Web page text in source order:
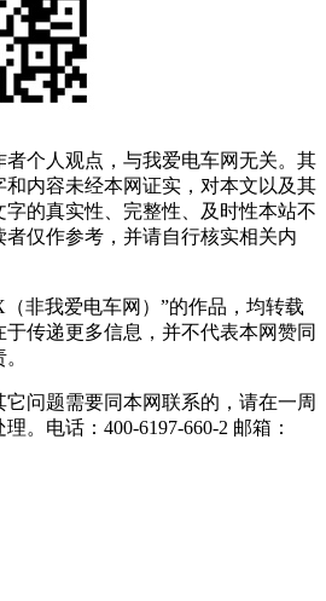
者个人观点，与我爱电车网无关。其
和内容未经本网证实，对本文以及其
的真实性、完整性、及时性本站不
仅作参考，并请自行核实相关内
非我爱电车网）”的作品，均转载
传递更多信息，并不代表本网赞同
问题需要同本网联系的，请在一周
。电话：400-6197-660-2 邮箱：